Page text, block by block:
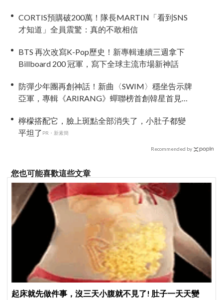
CORTIS預購破200萬！隊長MARTIN「看到SNS
才知道」全員震驚：真的不敢相信
BTS 再次改寫K-Pop歷史！新專輯連續三週拿下
Billboard 200 冠軍，寫下全球主流市場新神話
防彈少年團再創神話！新曲〈SWIM〉穩坐告示牌
亞軍，專輯《ARIRANG》蟬聯榜首創韓星首見紀
檸檬搭配它，臉上斑點全部消失了，小肚子都變
平坦了 PR・新素簡
Recommended by
您也可能喜歡這些文章
起床就先做件事，沒三天小腹就不見了! 肚子一天天變